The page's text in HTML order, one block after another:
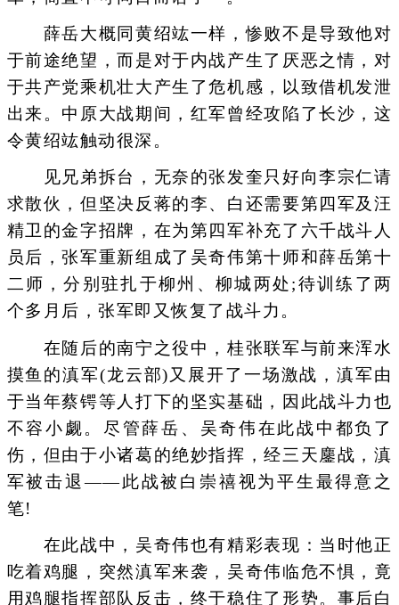
薛岳大概同黄绍竑一样，惨败不是导致他对
于前途绝望，而是对于内战产生了厌恶之情，对
于共产党乘机壮大产生了危机感，以致借机发泄
出来。中原大战期间，红军曾经攻陷了长沙，这
令黄绍竑触动很深。
见兄弟拆台，无奈的张发奎只好向李宗仁请
求散伙，但坚决反蒋的李、白还需要第四军及汪
精卫的金字招牌，在为第四军补充了六千战斗人
员后，张军重新组成了吴奇伟第十师和薛岳第十
二师，分别驻扎于柳州、柳城两处;待训练了两
个多月后，张军即又恢复了战斗力。
在随后的南宁之役中，桂张联军与前来浑水
摸鱼的滇军(龙云部)又展开了一场激战，滇军由
于当年蔡锷等人打下的坚实基础，因此战斗力也
不容小觑。尽管薛岳、吴奇伟在此战中都负了
伤，但由于小诸葛的绝妙指挥，经三天鏖战，滇
军被击退——此战被白崇禧视为平生最得意之
笔!
在此战中，吴奇伟也有精彩表现：当时他正
吃着鸡腿，突然滇军来袭，吴奇伟临危不惧，竟
用鸡腿指挥部队反击，终于稳住了形势。事后白